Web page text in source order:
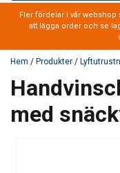
tillagd i varukorg
Fler fördelar i vår
att lägga order och se
Hem / Produkter /
med